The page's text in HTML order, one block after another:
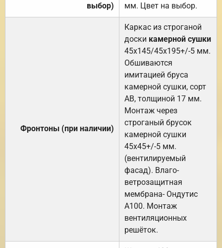
выбор)
мм. Цвет на выбор.
Фронтоны (при наличии)
Каркас из строганой
доски камерной сушки
45х145/45х195+/-5 мм.
Обшиваются
имитацией бруса
камерной сушки, сорт
АВ, толщиной 17 мм.
Монтаж через
строганый брусок
камерной сушки
45х45+/-5 мм.
(вентилируемый
фасад). Влаго-
ветрозащитная
мембрана- Ондутис
А100. Монтаж
вентиляционных
решёток.